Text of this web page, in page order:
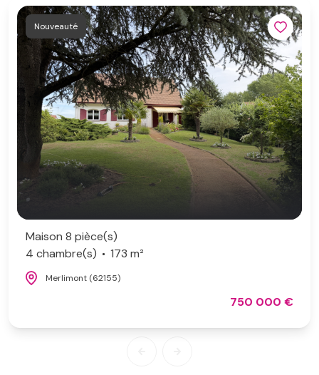
Nouveauté
Maison 8 pièce(s)
4 chambre(s)
173 m²
Merlimont (62155)
750 000 €